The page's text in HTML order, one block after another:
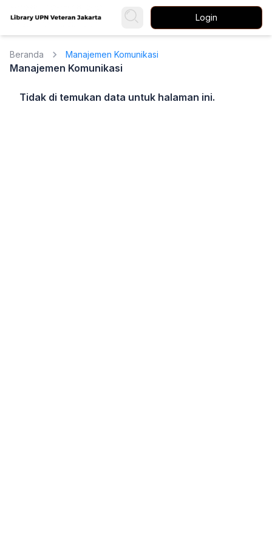
Login
Beranda Manajemen Komunikasi
Manajemen Komunikasi
Tidak di temukan data untuk halaman ini.